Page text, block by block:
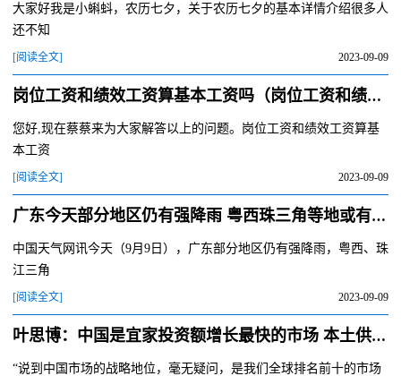
大家好我是小蝌蚪，农历七夕，关于农历七夕的基本详情介绍很多人
还不知
[阅读全文] 2023-09-09
岗位工资和绩效工资算基本工资吗（岗位工资和绩效工资有什么区别）
您好,现在蔡蔡来为大家解答以上的问题。岗位工资和绩效工资算基
本工资
[阅读全文] 2023-09-09
广东今天部分地区仍有强降雨 粤西珠三角等地或有大暴雨
中国天气网讯今天（9月9日），广东部分地区仍有强降雨，粤西、珠
江三角
[阅读全文] 2023-09-09
叶思博：中国是宜家投资额增长最快的市场 本土供应链暂不外迁
“说到中国市场的战略地位，毫无疑问，是我们全球排名前十的市场